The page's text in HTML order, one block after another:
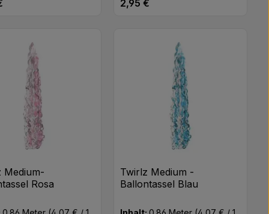
oder benutze die Schaltflächen um
Preis: Regulärer Preis:
2,95 €
Stk
Medium-
Rosa
Twirlz Medium -
Ballontassel Blau